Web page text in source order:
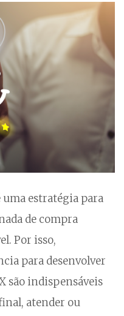
uma estratégia para
de compra
Por isso,
para desenvolver
são indispensáveis
atender ou